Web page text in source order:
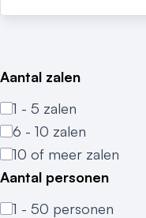
Aantal zalen
1 - 5 zalen
6 - 10 zalen
10 of meer zalen
Aantal personen
1 - 50 personen